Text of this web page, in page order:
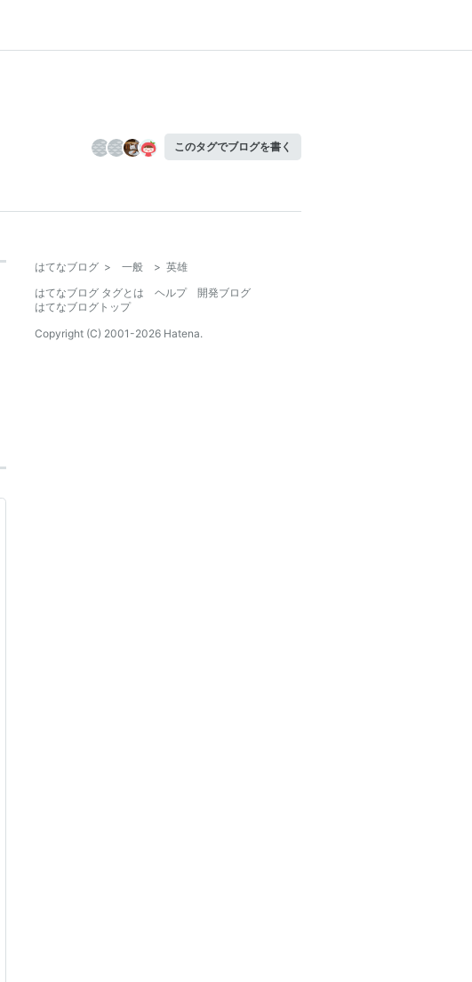
このタグでブログを書く
はてなブログ > 一般 > 英雄
はてなブログ タグとは
ヘルプ
開発ブログ
はてなブログトップ
Copyright (C) 2001-2026 Hatena.